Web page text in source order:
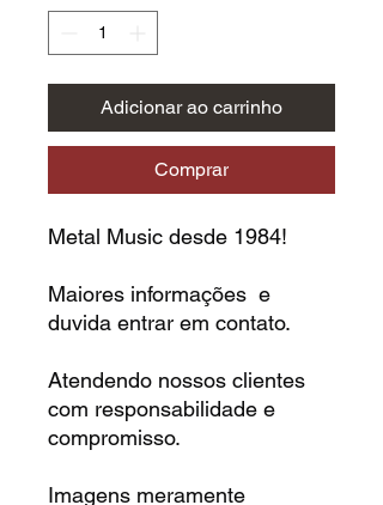
Adicionar ao carrinho
Comprar
Metal Music desde 1984!
Maiores informações e
duvida entrar em contato.
Atendendo nossos clientes
com responsabilidade e
compromisso.
Imagens meramente